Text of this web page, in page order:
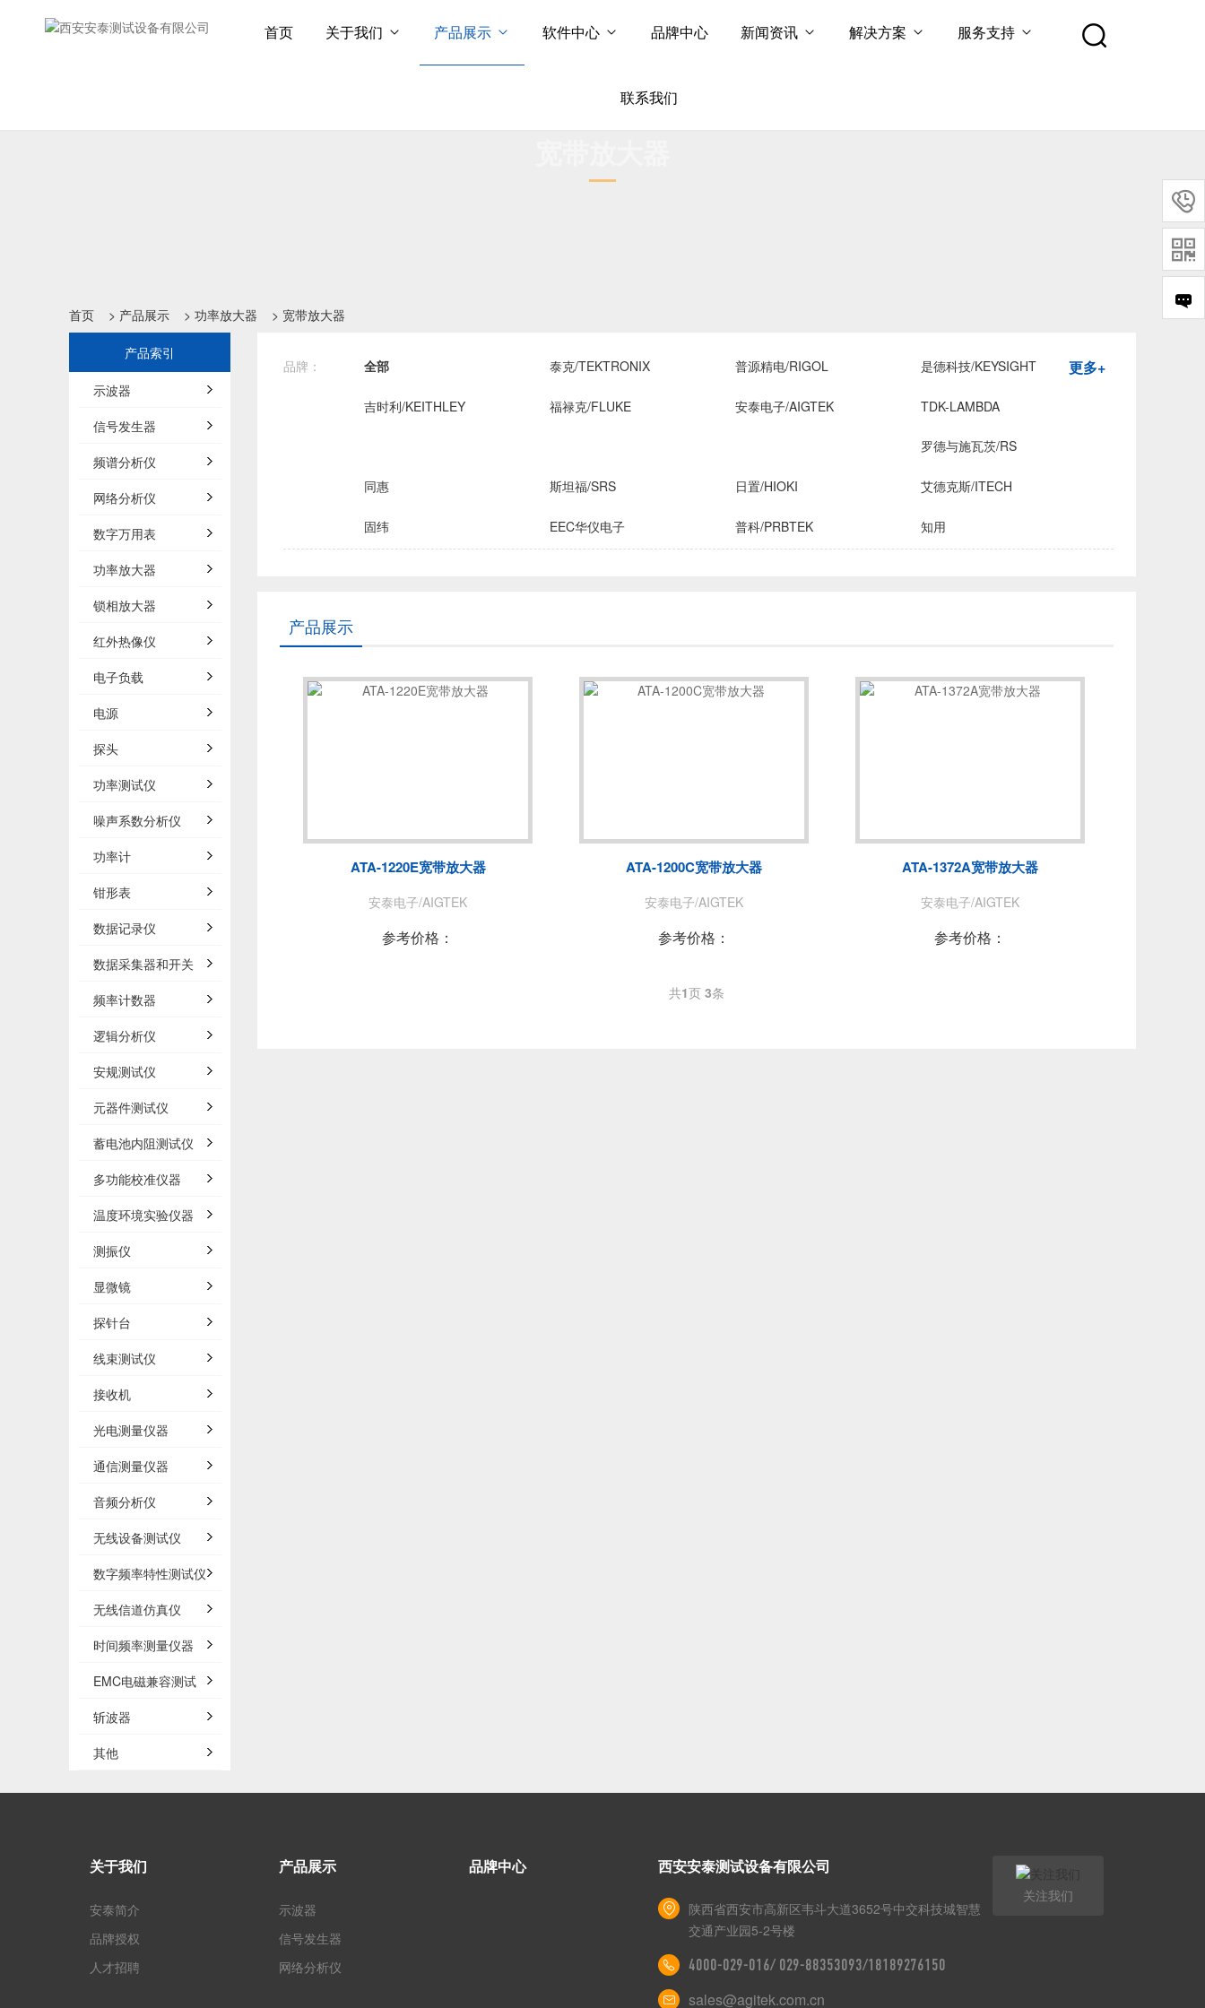
首页 关于我们 产品展示 软件中心 品牌中心 新闻资讯 解决方案 服务支持
联系我们
首页 > 产品展示 > 功率放大器 > 宽带放大器
产品索引
示波器
信号发生器
频谱分析仪
网络分析仪
数字万用表
功率放大器
锁相放大器
红外热像仪
电子负载
电源
探头
功率测试仪
噪声系数分析仪
功率计
钳形表
数据记录仪
数据采集器和开关
频率计数器
逻辑分析仪
安规测试仪
元器件测试仪
蓄电池内阻测试仪
多功能校准仪器
温度环境实验仪器
测振仪
显微镜
探针台
线束测试仪
接收机
光电测量仪器
通信测量仪器
音频分析仪
无线设备测试仪
数字频率特性测试仪
无线信道仿真仪
时间频率测量仪器
EMC电磁兼容测试
斩波器
其他
品牌： 全部 泰克/TEKTRONIX 普源精电/RIGOL 是德科技/KEYSIGHT
吉时利/KEITHLEY 福禄克/FLUKE 安泰电子/AIGTEK TDK-LAMBDA
罗德与施瓦茨/RS
同惠 斯坦福/SRS 日置/HIOKI 艾德克斯/ITECH
固纬 EEC华仪电子 普科/PRBTEK 知用
稳科/WAYNE KERR
BNC TABOR 费思泰克
DEWESOFT
更多+
产品展示
ATA-1220E宽带放大器
安泰电子/AIGTEK
参考价格：
ATA-1200C宽带放大器
安泰电子/AIGTEK
参考价格：
ATA-1372A宽带放大器
安泰电子/AIGTEK
参考价格：
共1页 3条
关于我们
安泰简介
品牌授权
人才招聘
产品展示
示波器
信号发生器
网络分析仪
品牌中心 西安安泰测试设备有限公司
陕西省西安市高新区韦斗大道3652号中交科技城智慧
交通产业园5-2号楼
4000-029-016/ 029-88353093/18189276150
sales@agitek.com.cn
关注我们

